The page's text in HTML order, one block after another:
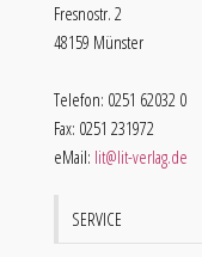
Fresnostr. 2
48159 Münster
Telefon: 0251 62032 0
Fax: 0251 231972
eMail: lit@lit-verlag.de
SERVICE